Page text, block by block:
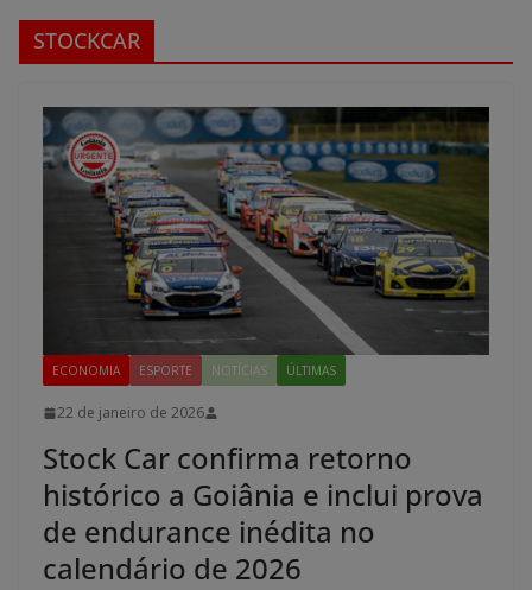
STOCKCAR
ECONOMIA ESPORTE NOTÍCIAS ÚLTIMAS
22 de janeiro de 2026
Stock Car confirma retorno
histórico a Goiânia e inclui prova
de endurance inédita no
calendário de 2026